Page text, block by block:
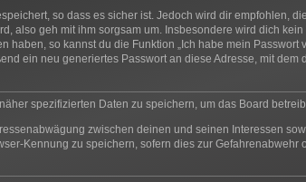
so dass es sicher ist. Jedoch wird dir empfohlen,
also geh mit ihm sorgsam um. Insbesondere wird dich
haben, so kannst du die Funktion „Ich habe mein
ein neu generiertes Passwort an diese Adresse, mit dem
spezifizierten Daten zu speichern, um das Board
zwischen deinen und seinen Interessen
Kennung zu speichern, sofern dies zur Gefahrenabwehr